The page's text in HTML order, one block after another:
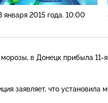
января 2015 года. 10:00
морозы, в Донецк прибыла 11-я
заявляет, что установила